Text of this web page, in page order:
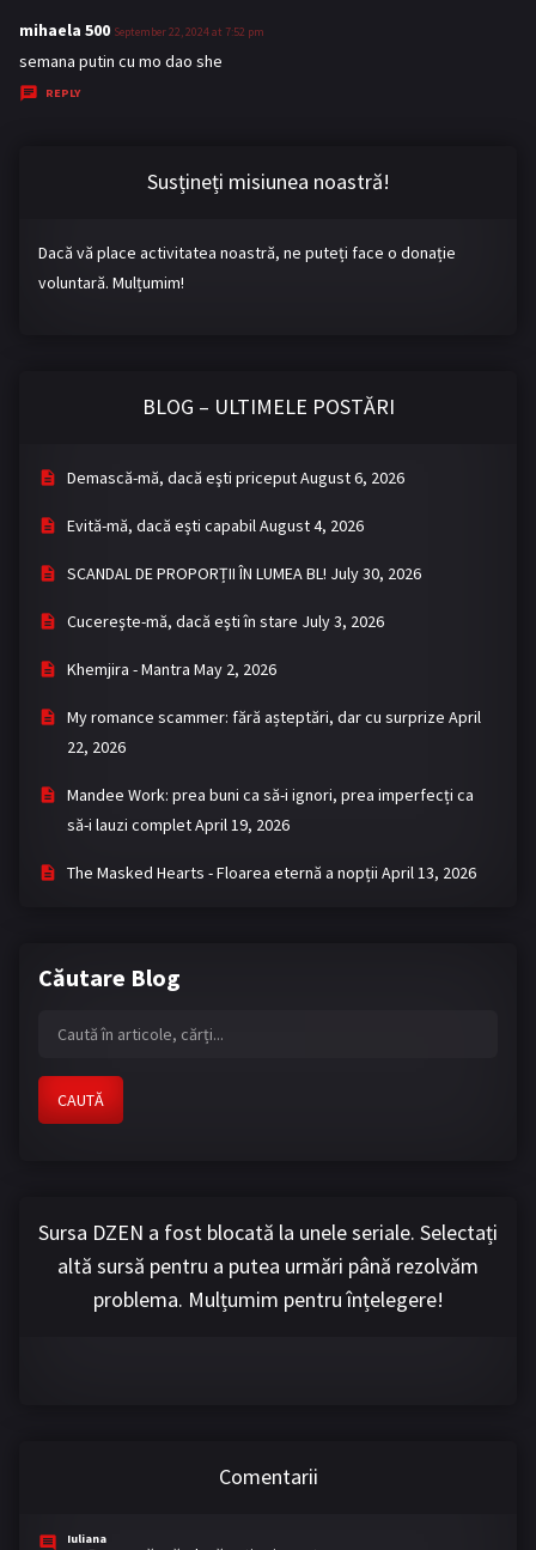
mihaela 500 s
a
September 22, 2024 at 7:52 pm
semana putin cu mo dao she
REPLY
Susțineți misiunea noastră!
Dacă vă place activitatea noastră, ne puteți face o donație
voluntară. Mulțumim!
BLOG – ULTIMELE POSTĂRI
Demască-mă, dacă eşti priceputAugust 6, 2026
Evită-mă, dacă eşti capabilAugust 4, 2026
SCANDAL DE PROPORȚII ÎN LUMEA BL! July 30, 2026
Cucereşte-mă, dacă eşti în stare July 3, 2026
Khemjira - Mantra May 2, 2026
My romance scammer: fără așteptări, dar cu surprize April
22, 2026
Mandee Work: prea buni ca să-i ignori, prea imperfecți ca
să-i lauzi completApril 19, 2026
The Masked Hearts - Floarea eternă a nopții April 13, 2026
Căutare Blog
CAUTĂ
Sursa DZEN a fost blocată la unele seriale. Selectați
altă sursă pentru a putea urmări până rezolvăm
problema. Mulțumim pentru înțelegere!
Comentarii
Iuliana